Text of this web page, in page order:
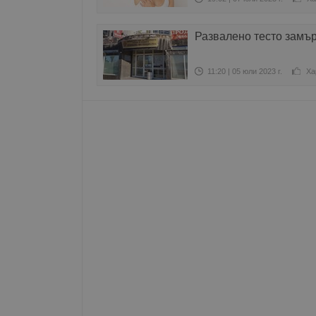
Развалено тесто
11:20 | 05 юли 2023 г.